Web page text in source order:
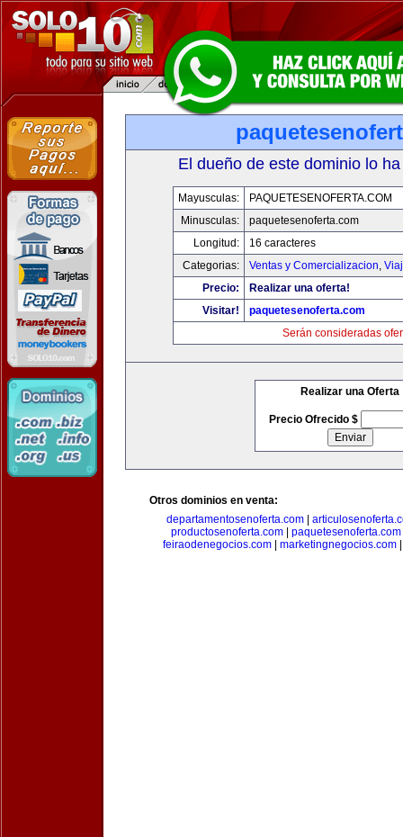
El dueño de este dominio lo
Mayusculas:
PAQUETESENOFERTA.COM
Minusculas:
paquetesenoferta.com
Longitud:
16 caracteres
Categorias:
Ventas y Comercializacion,
Precio:
Realizar una oferta!
Visitar!
paquetesenoferta.com
Serán consideradas
Realizar una Oferta
Precio Ofrecido $
Otros dominios en venta:
departamentosenoferta.com
productosenoferta.com| paquetesenoferta.com
feiraodenegocios.com
marketingnegocios.com